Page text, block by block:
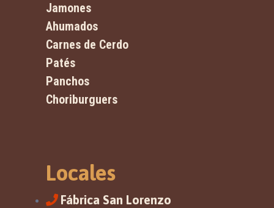
Jamones
Ahumados
Carnes de Cerdo
Patés
Panchos
Choriburguers
Locales
Fábrica San Lorenzo